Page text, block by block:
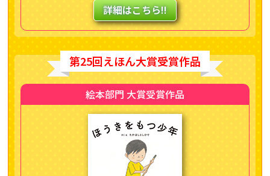
詳細はこちら!!
第25回えほん大賞受賞作品
絵本部門 大賞受賞作品